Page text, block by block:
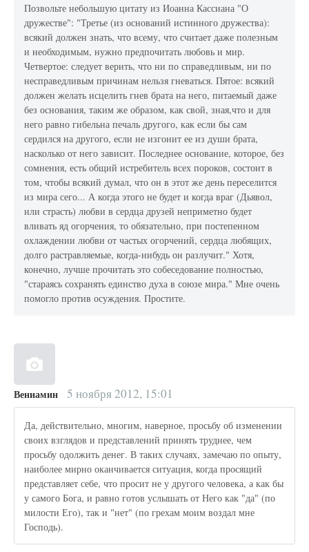
Позвольте небольшую цитату из Иоанна Кассиана "О
дружестве": "Третье (из оснований истинного дружества):
всякий должен знать, что всему, что считает даже полезным
и необходимым, нужно предпочитать любовь и мир.
Четвертое: следует верить, что ни по справедливым, ни по
несправедливым причинам нельзя гневаться. Пятое: всякий
должен желать исцелить гнев брата на него, питаемый даже
без основания, таким же образом, как свой, зная,что и для
него равно гибельна печаль другого, как если бы сам
сердился на другого, если не изгонит ее из души брата,
насколько от него зависит. Последнее основание, которое, без
сомнения, есть общий истребитель всех пороков, состоит в
том, чтобы всякий думал, что он в этот же день переселится
из мира сего... А когда этого не будет и когда враг (Дьявол,
или страсть) любви в сердца друзей неприметно будет
вливать яд огорчения, то обязательно, при постепенном
охлаждении любви от частых огорчений, сердца любящих,
долго растравляемые, когда-нибудь он разлучит." Хотя,
конечно, лучше прочитать это собеседование полностью,
"стараясь сохранять единство духа в союзе мира." Мне очень
помогло против осуждения. Простите.
Вениамин 5 ноября 2012, 15:01
Да, действительно, многим, наверное, просьбу об изменении
своих взглядов и представлений принять труднее, чем
просьбу одолжить денег. В таких случаях, замечаю по опыту,
наиболее мирно оканчивается ситуация, когда просящий
представляет себе, что просит не у другого человека, а как бы
у самого Бога, и равно готов услышать от Него как "да" (по
милости Его), так и "нет" (по грехам моим воздал мне
Господь).